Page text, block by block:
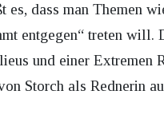
dass man Themen
entgegen“ treten will.
und einer Extremen
Storch als Rednerin